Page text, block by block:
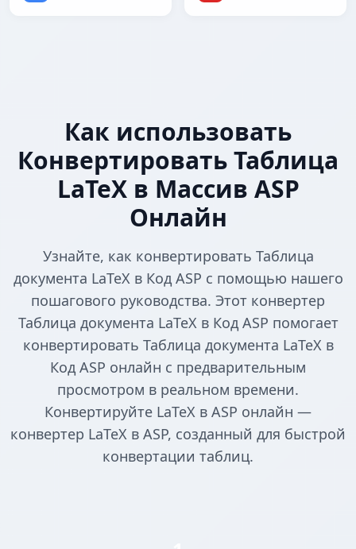
Как использовать
Конвертировать Таблица
LaTeX в Массив ASP
Онлайн
Узнайте, как конвертировать Таблица
документа LaTeX в Код ASP с помощью нашего
пошагового руководства. Этот конвертер
Таблица документа LaTeX в Код ASP помогает
конвертировать Таблица документа LaTeX в
Код ASP онлайн с предварительным
просмотром в реальном времени.
Конвертируйте LaTeX в ASP онлайн —
конвертер LaTeX в ASP, созданный для быстрой
конвертации таблиц.